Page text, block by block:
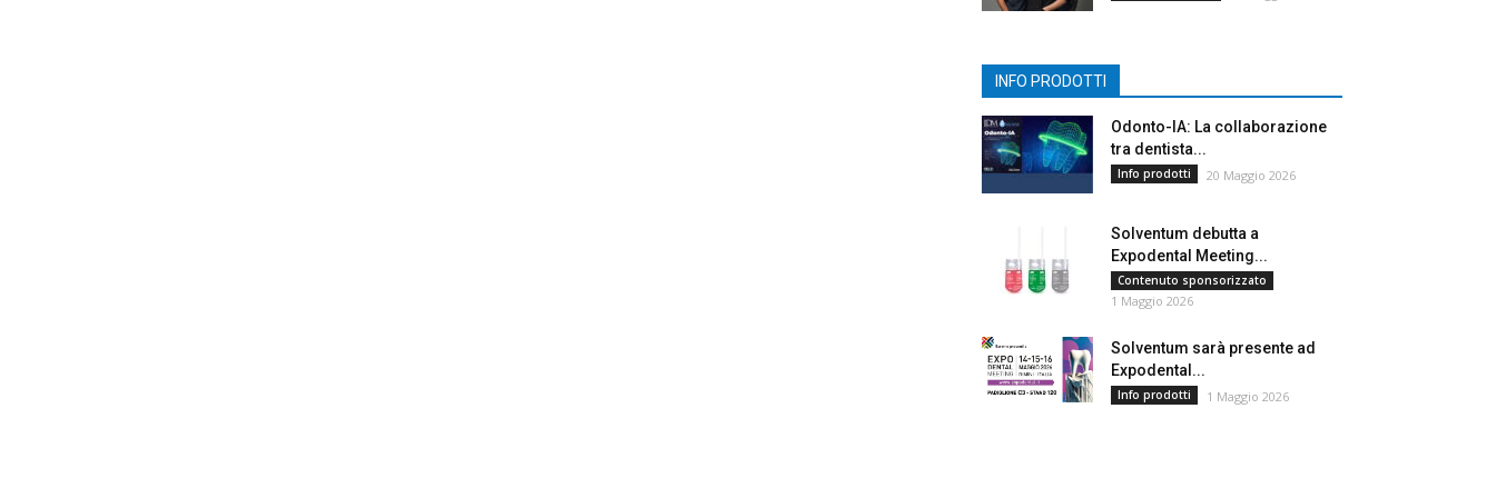
INFO PRODOTTI
Odonto-IA: La collaborazione
tra dentista...
Info prodotti 20 Maggio 2026
Solventum debutta a
Expodental Meeting...
Contenuto sponsorizzato
1 Maggio 2026
Solventum sarà presente ad
Expodental...
Info prodotti 1 Maggio 2026